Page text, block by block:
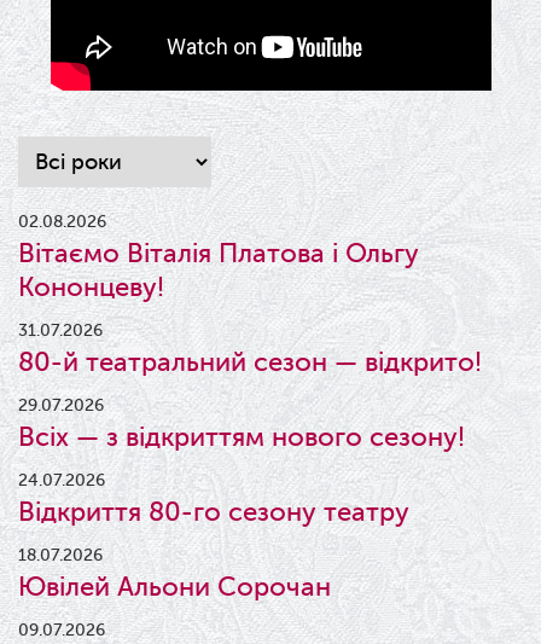
02.08.2026
Вітаємо Віталія Платова і Ольгу
Кононцеву!
31.07.2026
80-й театральний сезон — відкрито!
29.07.2026
Всіх — з відкриттям нового сезону!
24.07.2026
Відкриття 80-го сезону театру
18.07.2026
Ювілей Альони Сорочан
09.07.2026